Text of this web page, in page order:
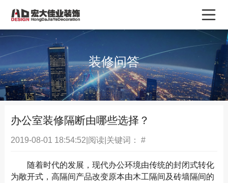
装修问答
办公室装修隔断由哪些选择？
2019-08-01 18:54:52|阅读|关键词： #
随着时代的发展，现代办公环境由传统的封闭式转化
为敞开式，高隔间产品改变原本由木工隔间及砖墙隔间的